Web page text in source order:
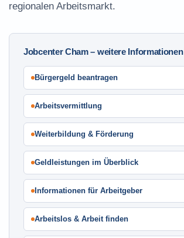
regionalen Arbeitsmarkt.
Jobcenter Cham – weitere Informationen
Bürgergeld beantragen
Arbeitsvermittlung
Weiterbildung & Förderung
Geldleistungen im Überblick
Informationen für Arbeitgeber
Arbeitslos & Arbeit finden